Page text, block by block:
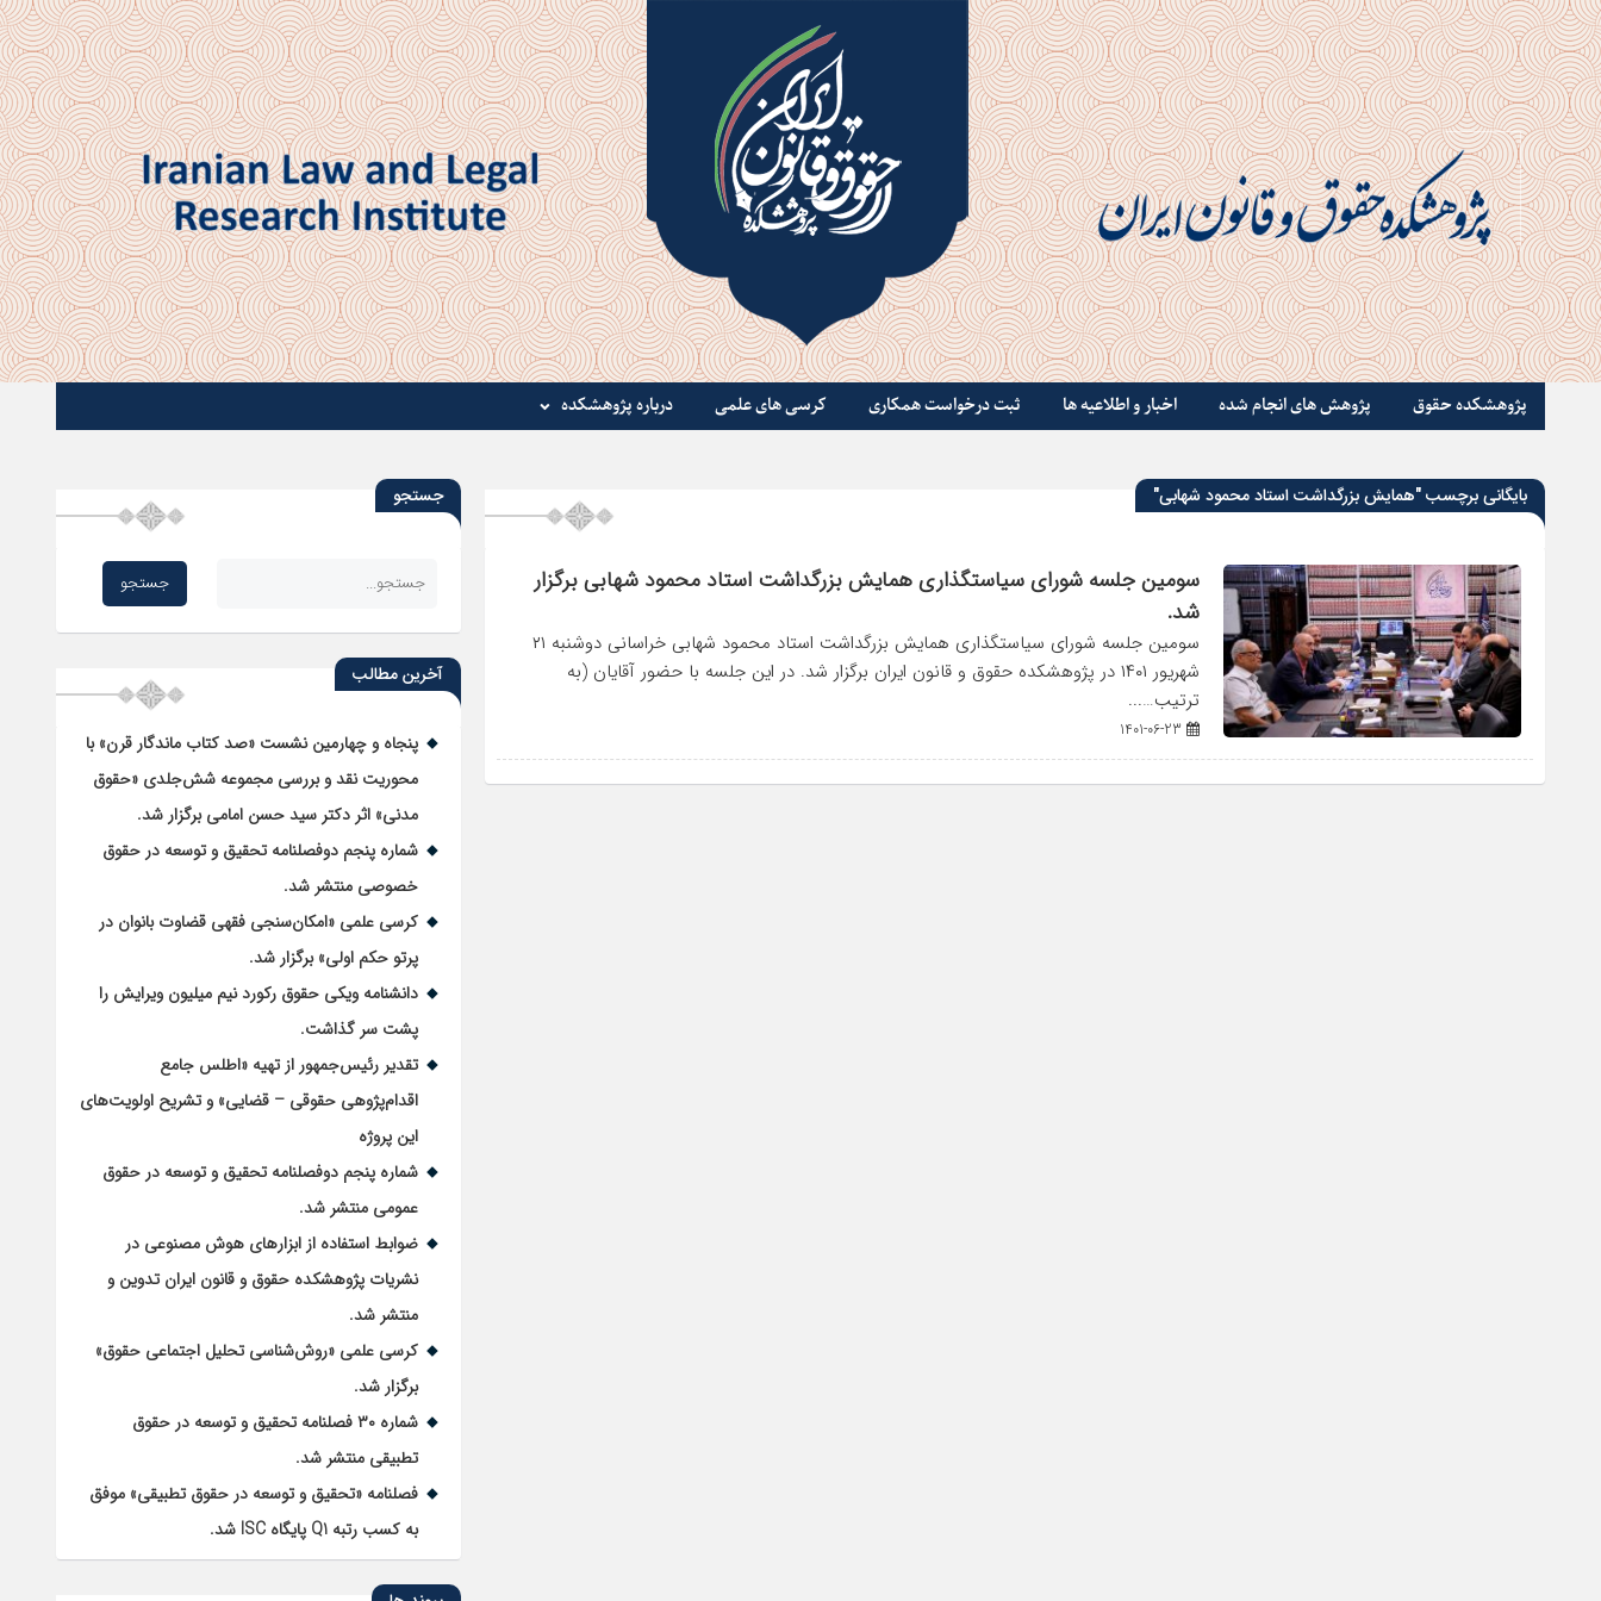
پژوهشکده حقوق پژوهش های انجام شده اخبار و اطلاعیه ها ثبت درخواست همکاری کرسی های علمی درباره پژوهشکده
بایگانی برچسب "همایش بزرگداشت استاد محمود شهابی"
سومین جلسه‌ شورای سیاستگذاری همایش بزرگداشت استاد محمود شهابی برگزار
شد.
سومین جلسه‌ شورای سیاستگذاری همایش بزرگداشت استاد محمود شهابی خراسانی دوشنبه ۲۱
شهریور ۱۴۰۱ در پژوهشکده حقوق و قانون ایران برگزار شد. در این جلسه با حضور آقایان (به
ترتیب…...
جستجو
آخرین مطالب
پنجاه و چهارمین نشست «صد کتاب ماندگار قرن» با
محوریت نقد و بررسی مجموعه شش‌جلدی «حقوق
مدنی» اثر دکتر سید حسن امامی برگزار شد.
شماره پنجم دوفصلنامه تحقیق و توسعه در حقوق
خصوصی منتشر شد.
کرسی علمی «امکان‌سنجی فقهی قضاوت بانوان در
پرتو حکم اولی» برگزار شد.
دانشنامه ویکی حقوق رکورد نیم میلیون ویرایش را
پشت سر گذاشت.
تقدیر رئیس‌جمهور از تهیه «اطلس جامع
اقدام‌پژوهی حقوقی – قضایی» و تشریح اولویت‌های
این پروژه
شماره پنجم دوفصلنامه تحقیق و توسعه در حقوق
عمومی منتشر شد.
ضوابط استفاده از ابزارهای هوش مصنوعی در
نشریات پژوهشکده حقوق و قانون ایران تدوین و
منتشر شد.
کرسی علمی «روش‌شناسی تحلیل اجتماعی حقوق»
برگزار شد.
شماره ۳۰ فصلنامه تحقیق و توسعه در حقوق
تطبیقی منتشر شد.
فصلنامه «تحقیق و توسعه در حقوق تطبیقی» موفق
به کسب رتبه Q1 پایگاه ISC شد.